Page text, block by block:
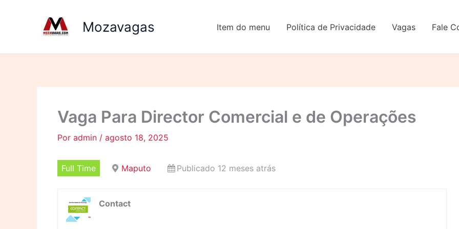
Mozavagas Item do menu Política de Privacidade Vagas Fale
Vaga Para Director Comercial e de Operações
Por admin / agosto 18, 2025
Full Time Maputo Publicado 12 meses atrás
Contact